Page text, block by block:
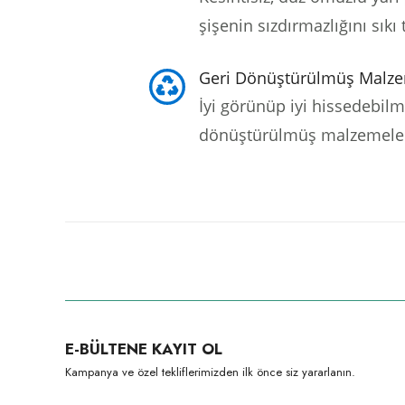
şişenin sızdırmazlığını
Geri Dönüştürülmüş
İyi görünüp iyi
dönüştürülmüş
Ürün açıklamasında eksik bilgiler bulunuyor.
Ürün bilgilerinde hatalar bulunuyor.
E-BÜLTENE KAYIT OL
Kampanya ve özel tekliflerimizden ilk önce siz yararlanın.